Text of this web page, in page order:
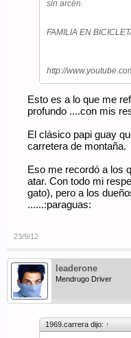
sin arcén.
FAMILIA EN
http://
Esto es a lo que me
profundo ....con mis
El clásico papi guay
carretera de montaña.
Eso me recordó a los
atar. Con todo mi
gato), pero a los
......:paraguas:
23/9/12
leaderone
Mendrugo Driver
1969.carrera dijo: ↑